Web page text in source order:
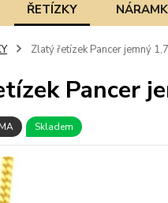
ŘETÍZKY
Zlatý řetízek Pancer jemný
Pancer
Skladem